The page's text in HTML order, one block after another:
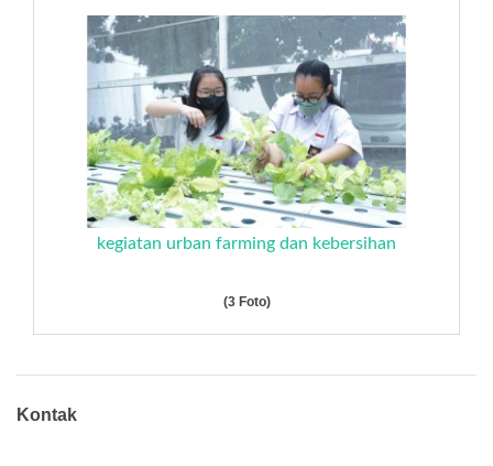
kegiatan urban farming dan kebersihan
(3 Foto)
Kontak